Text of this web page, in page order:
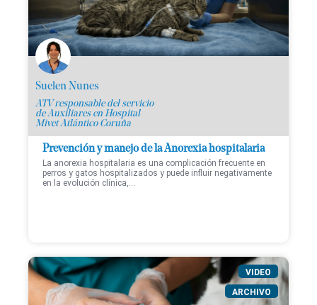
Suelen Nunes
ATV responsable del servicio
de Auxiliares en Hospital
Mivet Atlántico Coruña
Prevención y manejo de la Anorexia hospitalaria
La anorexia hospitalaria es una complicación frecuente en
perros y gatos hospitalizados y puede influir negativamente
en la evolución clínica,...
VIDEO
ARCHIVO